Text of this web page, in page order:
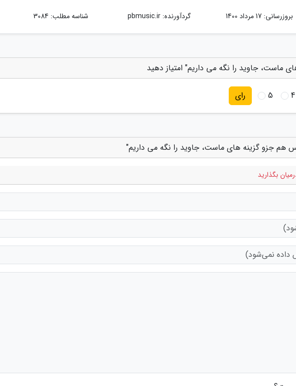
بروزرسانی: 17 مرداد 1400 گردآورنده:pbmusic.ir شناسه مطلب: 3084
جاوید را نگه می داریم" امتیاز دهید
4
5 رای
هم جزو گزینه های ماست، جاوید را نگه می داریم"
بگذارید